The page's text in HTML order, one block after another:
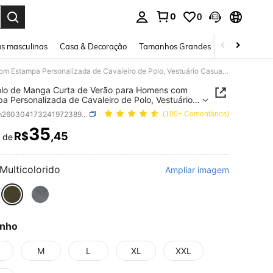
0 0
masculinas Casa & Decoração Tamanhos Grandes Joias e
Top Polo de Manga Curta de Verão para Homens com Estampa Personalizada de Cavaleiro de Polo, Vestuário Casual Fashionável para Uso Externo, Adequado para Corrida, Golfe, Pesca, Basquete, Camping, Academia, Natação e Praia, Ótimo Presente para Marido ou Namorado
de Manga Curta de Verão para Homens com
Personalizada de Cavaleiro de Polo, Vestuário
Fashionável para Uso Externo, Adequado para
Golfe, Pesca, Basquete, Camping, Academia,
e Praia, Ótimo Presente para Marido ou
SKU: sm260304173241972389118 (100+ Comentários)
AND AVAILABILITY
deR$35,45
Multicolorido Ampliar imagem
M L XL XXL